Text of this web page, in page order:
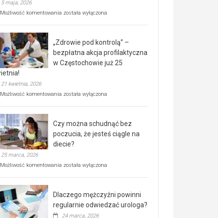
5 maja, 2026
Możliwość komentowania Rusza
rehabilitacji
dla
seniorów!
została wyłączona
„Zdrowie pod kontrolą” –
bezpłatna akcja profilaktyczna
w Częstochowie już 25
21 kwietnia, 2026
Możliwość komentowania „Zdrowie
bezpłatna
akcja
profilaktyczna
w
już
kwietnia!
została wyłączona
Czy można schudnąć bez
poczucia, że jesteś ciągle na
diecie?
25 marca, 2026
Możliwość komentowania Czy
poczucia,
że
została wyłączona
Dlaczego mężczyźni powinni
regularnie odwiedzać urologa?
24 marca, 2026